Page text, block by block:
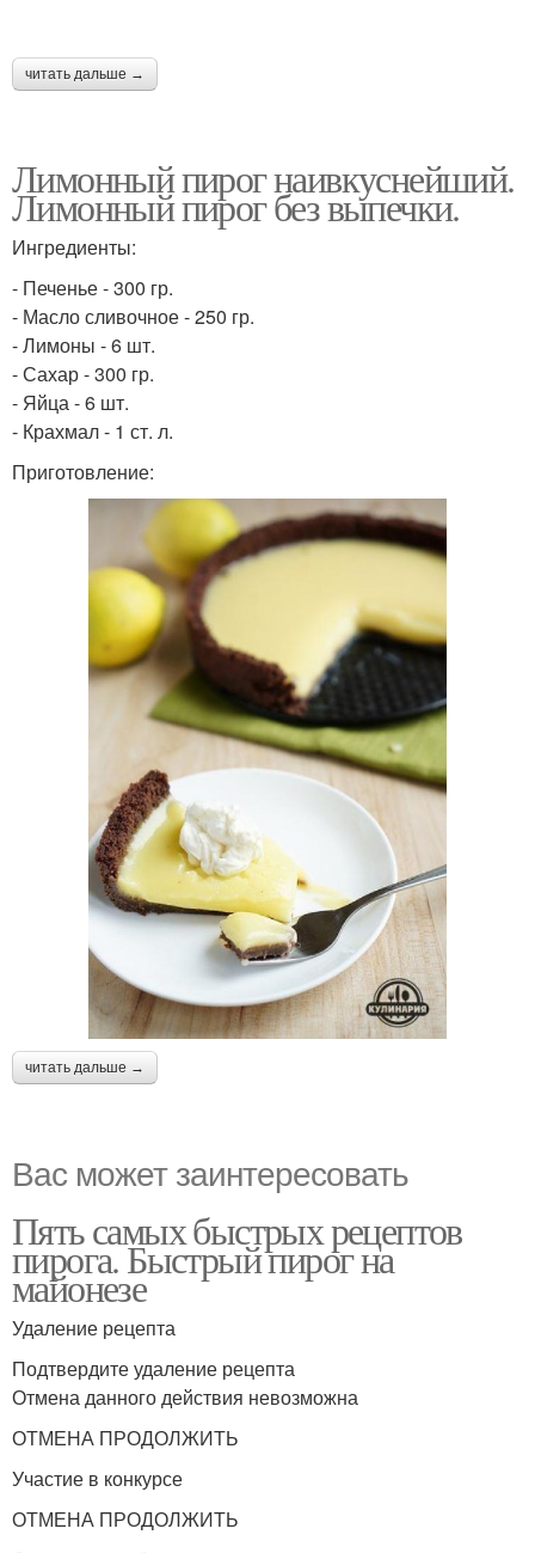
читать дальше →
Лимонный пирог наивкуснейший.
Лимонный пирог без выпечки.
Ингредиенты:
- Печенье - 300 гр.
- Масло сливочное - 250 гр.
- Лимоны - 6 шт.
- Сахар - 300 гр.
- Яйца - 6 шт.
- Крахмал - 1 ст. л.
Приготовление:
читать дальше →
Вас может заинтересовать
Пять самых быстрых рецептов
пирога. Быстрый пирог на
майонезе
Удаление рецепта
Подтвердите удаление рецепта
Отмена данного действия невозможна
ОТМЕНА ПРОДОЛЖИТЬ
Участие в конкурсе
ОТМЕНА ПРОДОЛЖИТЬ